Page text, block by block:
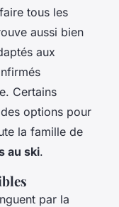
tous les
aussi bien
aux
Certains
options pour
la famille de
au ski.
par la